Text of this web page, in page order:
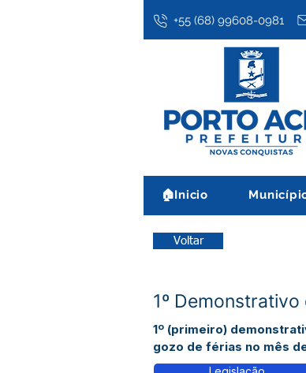
+55 (68) 99608-0981
🏠Inicio
Voltar
1º
1º (primeiro)
gozo de férias no mês de